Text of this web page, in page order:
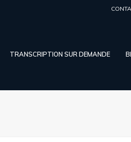
TRANSCRIPTION SUR DEMANDE